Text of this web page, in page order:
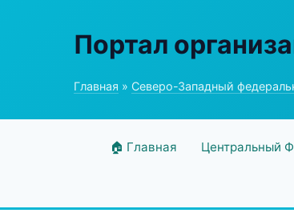
Портал
Главная » Северо-Западный
🏠 Главная Центральный